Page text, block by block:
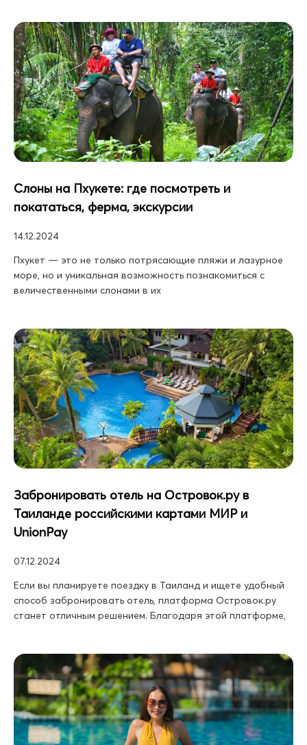
Слоны на Пхукете: где посмотреть и
покататься, ферма, экскурсии
14.12.2024
Пхукет — это не только потрясающие пляжи и лазурное
море, но и уникальная возможность познакомиться с
величественными слонами в их
Забронировать отель на Островок.ру в
Таиланде российскими картами МИР и
UnionPay
07.12.2024
Если вы планируете поездку в Таиланд и ищете удобный
способ забронировать отель, платформа Островок.ру
станет отличным решением. Благодаря этой платформе,